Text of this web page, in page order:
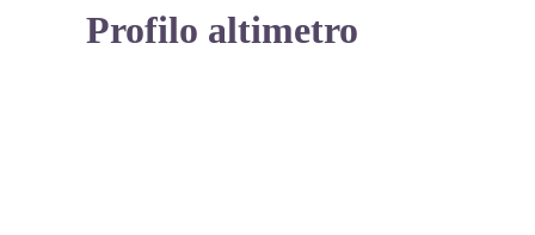
Profilo altimetro